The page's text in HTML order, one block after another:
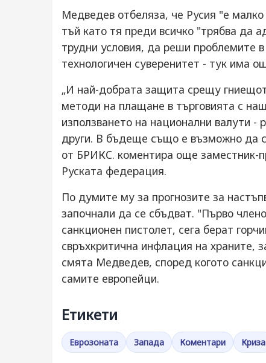
Медведев отбеляза, че Русия "е
тъй като тя преди всичко "трябва да
трудни условия, да реши проблемите
технологичен суверенитет - тук има
„И най-добрата защита срещу
методи на плащане в търговията с
използването на национални валути -
други. В бъдеще също е възможно да
от БРИКС. коментира още заместник-
Руската федерация.
По думите му за прогнозите за
започнали да се сбъдват. "Първо
санкционен пистолет, сега берат
свръхкритична инфлация на храните,
смята Медведев, според когото
самите европейци.
Етикети
Еврозоната Запада Коментари Криза